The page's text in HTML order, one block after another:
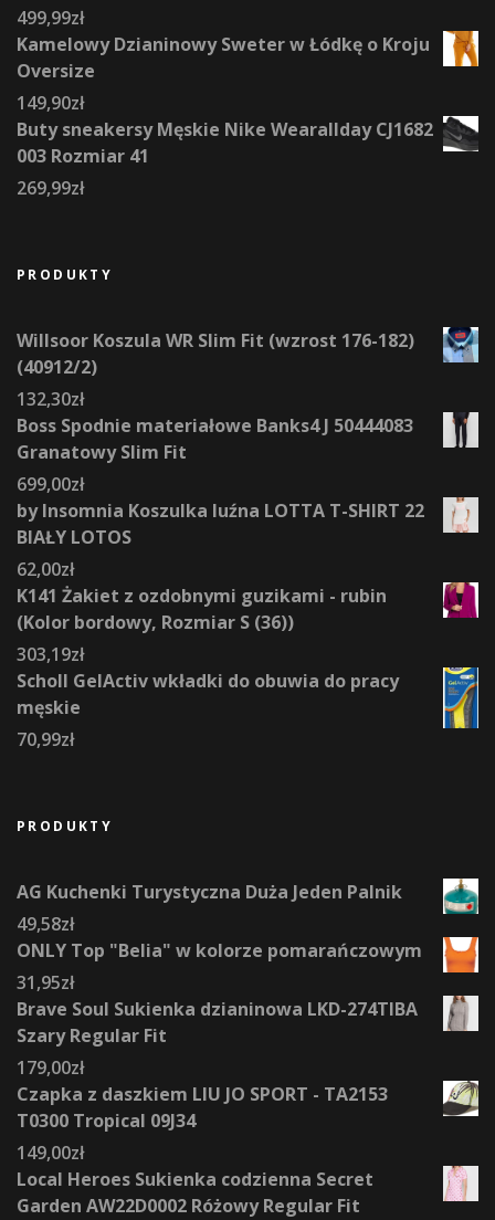
499,99zł
Kamelowy Dzianinowy Sweter w Łódkę o Kroju
Oversize
149,90zł
Buty sneakersy Męskie Nike Wearallday CJ1682
003 Rozmiar 41
269,99zł
PRODUKTY
Willsoor Koszula WR Slim Fit (wzrost 176-182)
(40912/2)
132,30zł
Boss Spodnie materiałowe Banks4 J 50444083
Granatowy Slim Fit
699,00zł
by Insomnia Koszulka luźna LOTTA T-SHIRT 22
BIAŁY LOTOS
62,00zł
K141 Żakiet z ozdobnymi guzikami - rubin
(Kolor bordowy, Rozmiar S (36))
303,19zł
Scholl GelActiv wkładki do obuwia do pracy
męskie
70,99zł
PRODUKTY
AG Kuchenki Turystyczna Duża Jeden Palnik
49,58zł
ONLY Top "Belia" w kolorze pomarańczowym
31,95zł
Brave Soul Sukienka dzianinowa LKD-274TIBA
Szary Regular Fit
179,00zł
Czapka z daszkiem LIU JO SPORT - TA2153
T0300 Tropical 09J34
149,00zł
Local Heroes Sukienka codzienna Secret
Garden AW22D0002 Różowy Regular Fit